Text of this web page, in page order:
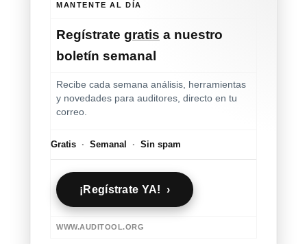
MANTENTE AL DÍA
Regístrate gratis a nuestro
boletín semanal
Recibe cada semana análisis, herramientas
y novedades para auditores, directo en tu
correo.
Gratis · Semanal · Sin spam
¡Regístrate YA! ›
WWW.AUDITOOL.ORG